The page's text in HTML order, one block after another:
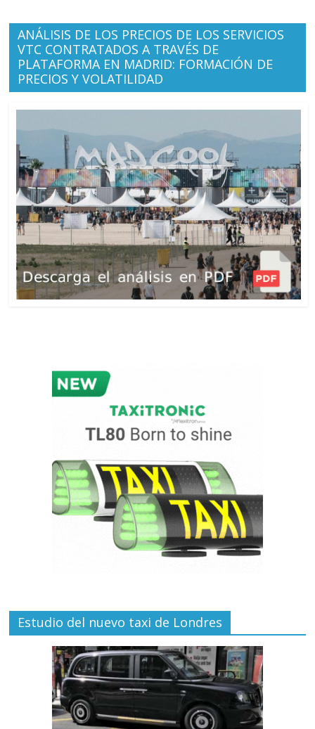
ANÁLISIS DE LOS PRECIOS DE LOS SERVICIOS
VTC CONTRATADOS A TRAVÉS DE
PLATAFORMA EN MADRID: FORMACIÓN DE
PRECIOS Y VOLATILIDAD
Estudio del nuevo taxi de Londres